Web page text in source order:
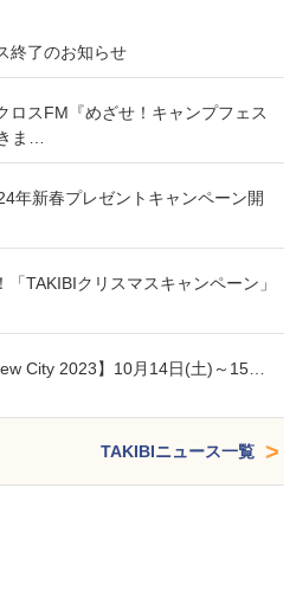
終了のお知らせ
ロスFM『めざせ！キャンプフェス
ま…
年新春プレゼントキャンペーン開
TAKIBIクリスマスキャンペーン」
City 2023】10月14日(土)～15…
TAKIBIニュース一覧